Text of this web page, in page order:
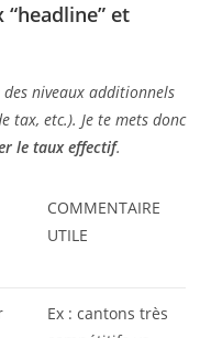
et
niveaux additionnels
tax, etc.). Je te mets donc
le taux effectif.
COMMENTAIRE
UTILE
Ex : cantons très